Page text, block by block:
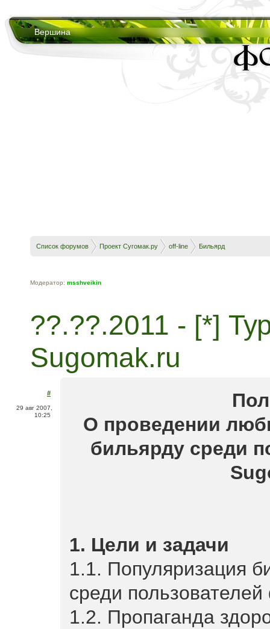
Вершина
Список форумов Проект Сугомак.ру off-line Бильярд
Модератор: msshveikin
??.??.2011 - [*]
Sugomak.ru
#
29 авг 2007,
10:25
О проведении
бильярду среди
1. Цели и задачи
1.1. Популяризация
среди
1.2. Пропаганда